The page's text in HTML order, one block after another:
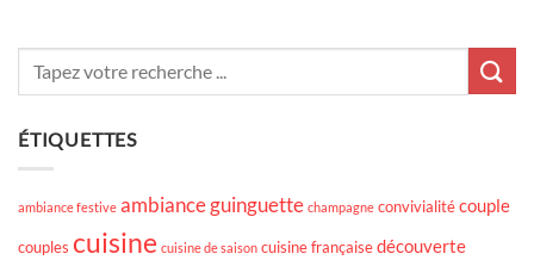
ÉTIQUETTES
ambiance festive ambiance guinguette champagne convivialitécouple
couples cuisine cuisine de saison cuisine françaisedécouverte